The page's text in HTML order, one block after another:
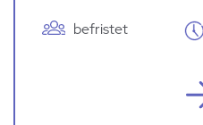
befristet